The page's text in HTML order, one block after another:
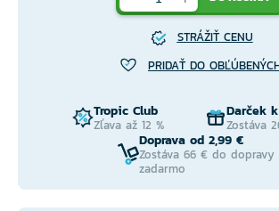
STRÁŽIŤ CENU
PRIDAŤ DO
Tropic Club
Zľava až 12 %
Darček
Zostáva
Doprava od 2,99 €
Zostáva 66 € do dopravy
zadarmo